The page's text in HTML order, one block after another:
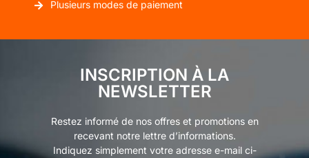
Plusieurs modes de paiement
INSCRIPTION À LA
NEWSLETTER
Restez informé de nos offres et promotions en
recevant notre lettre d’informations.
Indiquez simplement votre adresse e-mail ci-